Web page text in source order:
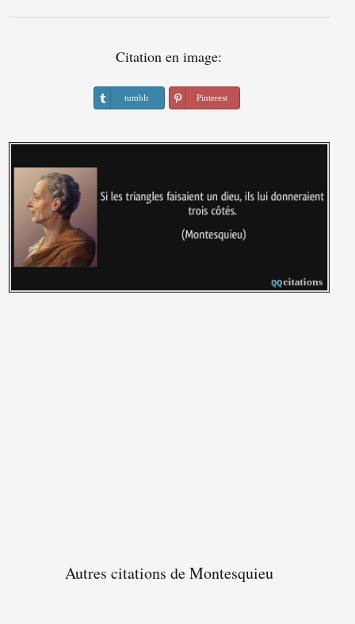
Citation en image:
tumblr Pinterest
Autres citations de Montesquieu